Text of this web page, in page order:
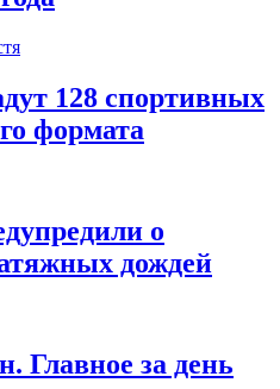
128 спортивных
формата
о
дождей
Главное за день